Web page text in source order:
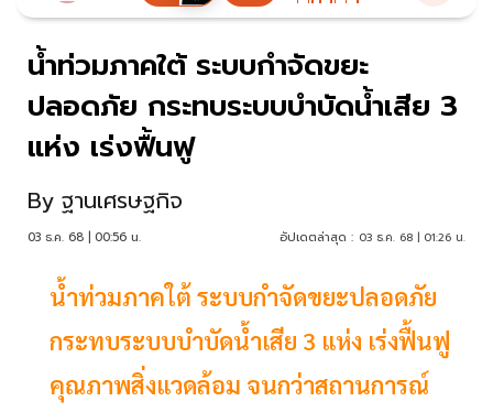
น้ำท่วมภาคใต้ ระบบกำจัดขยะ
ปลอดภัย กระทบระบบบำบัดน้ำเสีย 3
แห่ง เร่งฟื้นฟู
By ฐานเศรษฐกิจ
03 ธ.ค. 68 | 00:56 น. อัปเดตล่าสุด : 03 ธ.ค. 68 | 01:26 น.
น้ำท่วมภาคใต้ ระบบกำจัดขยะปลอดภัย
กระทบระบบบำบัดน้ำเสีย 3 แห่ง เร่งฟื้นฟู
คุณภาพสิ่งแวดล้อม จนกว่าสถานการณ์